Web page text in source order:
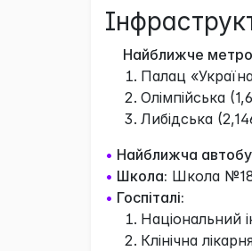
Найближче
Палац
Олімпійська
Либідська
• Найближча
• Школа: Школа
• Госпіталі:
Національний
Клiнiчна